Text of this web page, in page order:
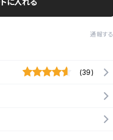
に入れる
通報する
(39)